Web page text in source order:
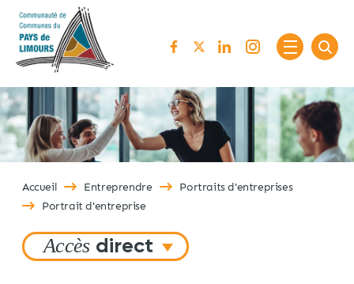
Passer au contenu
Accueil Entreprendre
Portraits d'entreprises
Portrait d'entreprise
Accès direct